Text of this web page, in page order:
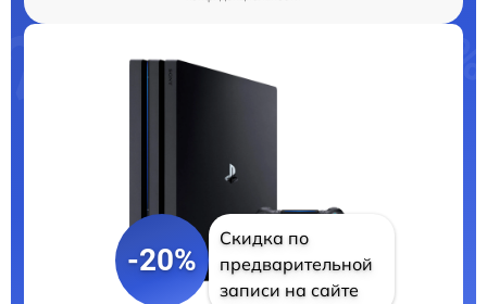
-20%
Скидка по
предварительной
записи на сайте